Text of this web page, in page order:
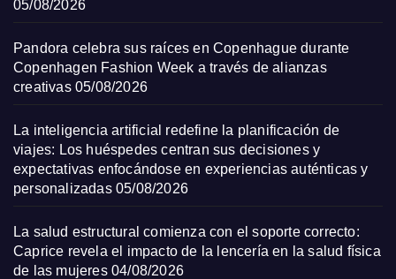
05/08/2026
Pandora celebra sus raíces en Copenhague durante
Copenhagen Fashion Week a través de alianzas
creativas 05/08/2026
La inteligencia artificial redefine la planificación de
viajes: Los huéspedes centran sus decisiones y
expectativas enfocándose en experiencias auténticas y
personalizadas 05/08/2026
La salud estructural comienza con el soporte correcto:
Caprice revela el impacto de la lencería en la salud física
de las mujeres 04/08/2026